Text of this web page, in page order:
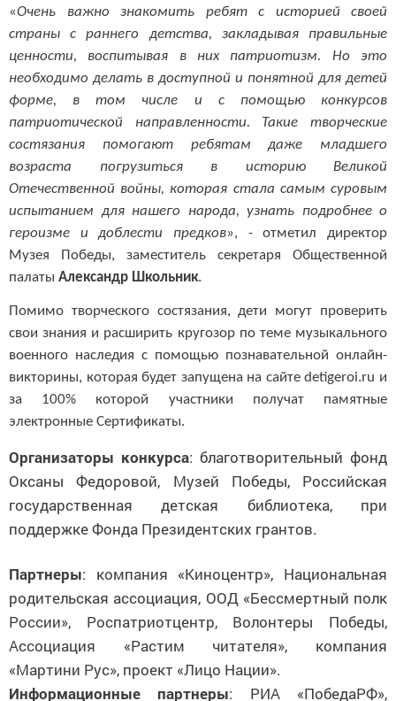
«Очень важно знакомить ребят с историей своей
страны с раннего детства, закладывая правильные
ценности, воспитывая в них патриотизм. Но это
необходимо делать в доступной и понятной для детей
форме, в том числе и с помощью конкурсов
патриотической направленности. Такие творческие
состязания помогают ребятам даже младшего
возраста погрузиться в историю Великой
Отечественной войны, которая стала самым суровым
испытанием для нашего народа, узнать подробнее о
героизме и доблести предков», - отметил директор
Музея Победы, заместитель секретаря Общественной
палаты Александр Школьник.
Помимо творческого состязания, дети могут проверить
свои знания и расширить кругозор по теме музыкального
военного наследия с помощью познавательной онлайн-
викторины, которая будет запущена на сайте detigeroi.ru и
за 100% которой участники получат памятные
электронные Сертификаты.
Организаторы конкурса: благотворительный фонд
Оксаны Федоровой, Музей Победы, Российская
государственная детская библиотека, при
поддержке Фонда Президентских грантов.
Партнеры: компания «Киноцентр», Национальная
родительская ассоциация, ООД «Бессмертный полк
России», Роспатриотцентр, Волонтеры Победы,
Ассоциация «Растим читателя», компания
«Мартини Рус», проект «Лицо Нации».
Информационные партнеры: РИА «ПобедаРФ»,